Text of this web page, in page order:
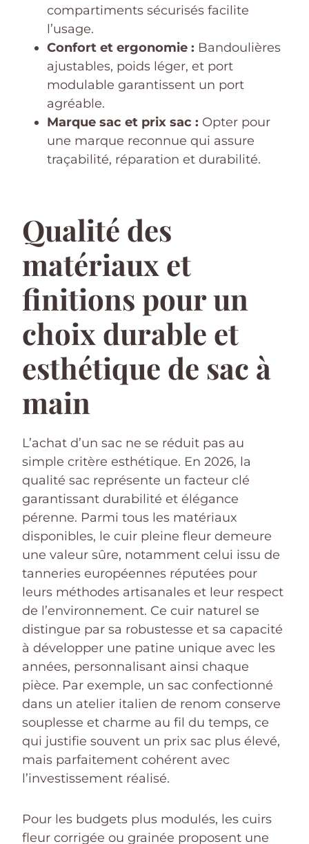
compartiments sécurisés facilite
l’usage.
Confort et ergonomie : Bandoulières
ajustables, poids léger, et port
modulable garantissent un port
agréable.
Marque sac et prix sac : Opter pour
une marque reconnue qui assure
traçabilité, réparation et durabilité.
Qualité des
matériaux et
finitions pour un
choix durable et
esthétique de sac à
main
L’achat d’un sac ne se réduit pas au
simple critère esthétique. En 2026, la
qualité sac représente un facteur clé
garantissant durabilité et élégance
pérenne. Parmi tous les matériaux
disponibles, le cuir pleine fleur demeure
une valeur sûre, notamment celui issu de
tanneries européennes réputées pour
leurs méthodes artisanales et leur respect
de l’environnement. Ce cuir naturel se
distingue par sa robustesse et sa capacité
à développer une patine unique avec les
années, personnalisant ainsi chaque
pièce. Par exemple, un sac confectionné
dans un atelier italien de renom conserve
souplesse et charme au fil du temps, ce
qui justifie souvent un prix sac plus élevé,
mais parfaitement cohérent avec
l’investissement réalisé.
Pour les budgets plus modulés, les cuirs
fleur corrigée ou grainée proposent une